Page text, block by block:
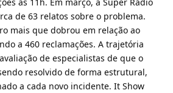
de 63 relatos sobre o problema.
mais que dobrou em relação ao
a 460 reclamações. A trajetória
de especialistas de que o
resolvido de forma estrutural,
a cada novo incidente. It Show